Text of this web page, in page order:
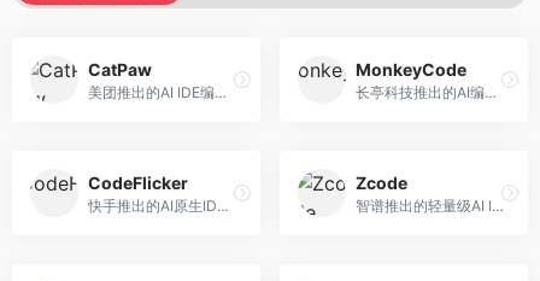
CatPaw
美团推出的AI IDE编程工具，专注于本地开发生态。面向开发者，提供智能代码补全、代码生成、项目管理等服务，本地开发体验好。
MonkeyCode
长亭科技推出的AI编程助手，专注于安全开发。面向开发者，提供代码生成、安全检测、漏洞修复等服务，安全开发能力强。
CodeFlicker
快手推出的AI原生IDE，专注于短视频相关开发。面向快手生态开发者，提供代码生成、调试辅助等服务，与快手开发生态深度整合。
Zcode
智谱推出的轻量级AI IDE，基于GLM模型。面向开发者，提供智能代码补全、代码生成、错误检测等服务，中文编程支持好。